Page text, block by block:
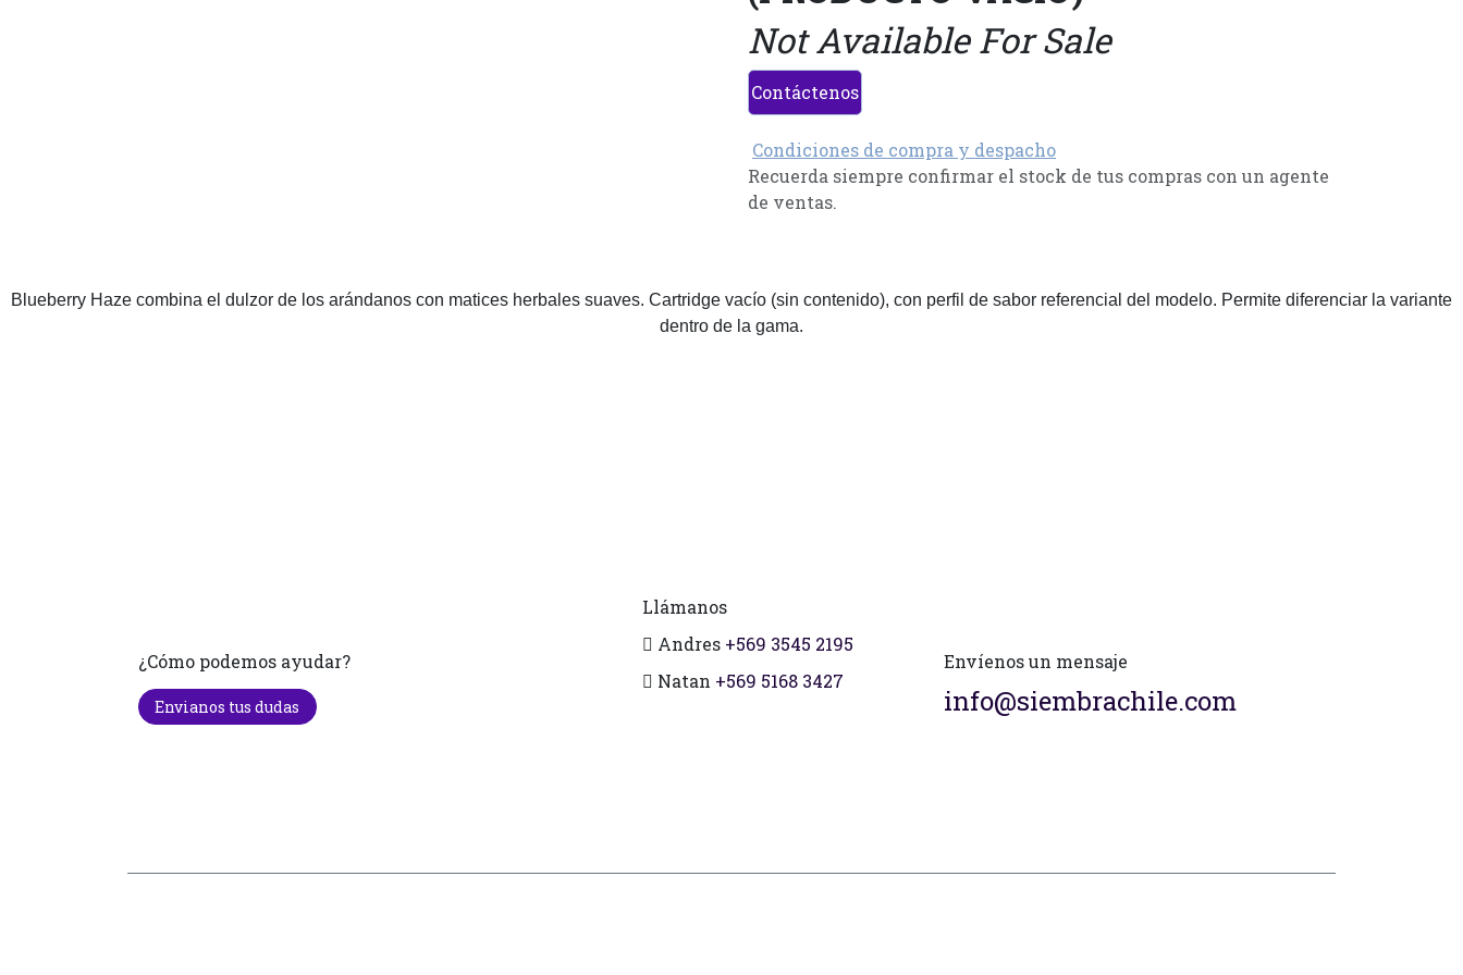
Not Available For Sale
Contáctenos
Condiciones de compra y despacho
Recuerda siempre confirmar el stock de tus compras con un agente
de ventas.
Blueberry Haze combina el dulzor de los arándanos con matices herbales suaves. Cartridge vacío (sin contenido), con perfil de sabor referencial del modelo. Permite diferenciar la variante
dentro de la gama.
¿Cómo podemos ayudar?
Envianos tus dudas
Llámanos
Andres +569 3545 2195
Natan +569 5168 3427
Envíenos un mensaje
info@siembrachile.com